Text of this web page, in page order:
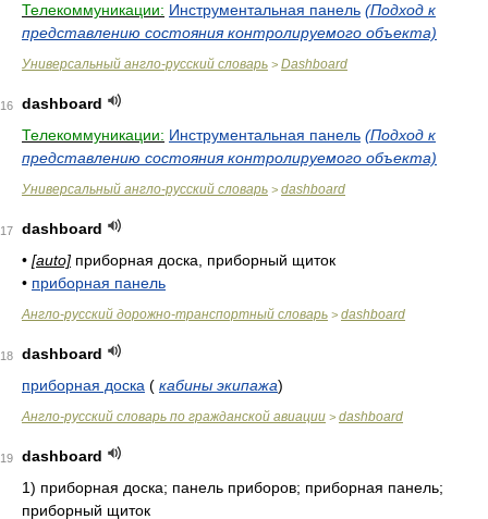
Телекоммуникации: Инструментальная панель (Подход к
представлению состояния контролируемого объекта)
Универсальный англо-русский словарь > Dashboard
16
dashboard
Телекоммуникации: Инструментальная панель (Подход к
представлению состояния контролируемого объекта)
Универсальный англо-русский словарь > dashboard
17
dashboard
• [auto] приборная доска, приборный щиток
• приборная панель
Англо-русский дорожно-транспортный словарь > dashboard
18
dashboard
приборная доска ( кабины экипажа)
Англо-русский словарь по гражданской авиации > dashboard
19
dashboard
1) приборная доска; панель приборов; приборная панель;
приборный щиток